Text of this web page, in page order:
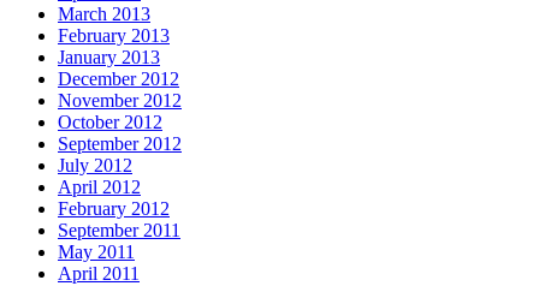
March 2013
February 2013
January 2013
December 2012
November 2012
October 2012
September 2012
July 2012
April 2012
February 2012
September 2011
May 2011
April 2011